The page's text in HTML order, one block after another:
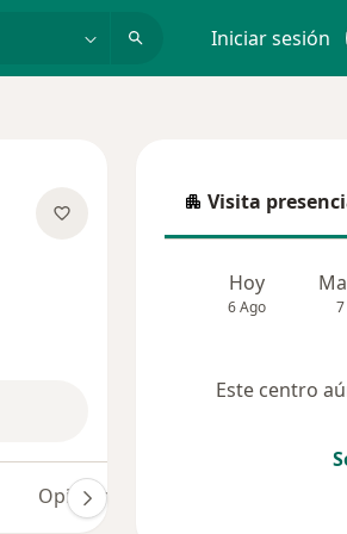
Iniciar sesión
Opiniones (35)
Visita
Visita
Hoy
6 Ago
Este centro